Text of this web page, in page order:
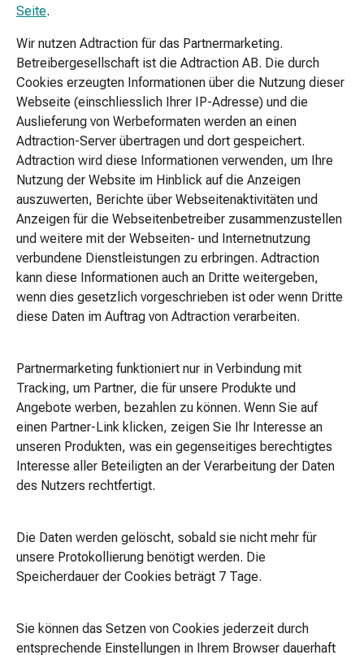
Schwangerschaftstests
Milchpumpen
Schwangerschafts-
und
Still-
BH
Schwangerschaftspflege
Spielzeug
&
Kleider
Baby-
und
Kinderspielzeug
Hygiene
&
&
Erste
Hilfe
Apotheken
Zubehör
Hausapotheken
Reiseapotheken
Desinfektion
Alkoholtupfer
Flächendesinfektion
Handtuchspender
Instrumentendesinfektion
Seite.
Wir nutzen Adtraction für das Partnermarketing.
Betreibergesellschaft ist die Adtraction AB. Die durch
Cookies erzeugten Informationen über die Nutzung dieser
Webseite (einschliesslich Ihrer IP-Adresse) und die
Auslieferung von Werbeformaten werden an einen
Adtraction-Server übertragen und dort gespeichert.
Adtraction wird diese Informationen verwenden, um Ihre
Nutzung der Website im Hinblick auf die Anzeigen
auszuwerten, Berichte über Webseitenaktivitäten und
Anzeigen für die Webseitenbetreiber zusammenzustellen
und weitere mit der Webseiten- und Internetnutzung
verbundene Dienstleistungen zu erbringen. Adtraction
kann diese Informationen auch an Dritte weitergeben,
wenn dies gesetzlich vorgeschrieben ist oder wenn Dritte
diese Daten im Auftrag von Adtraction verarbeiten.
Partnermarketing funktioniert nur in Verbindung mit
Tracking, um Partner, die für unsere Produkte und
Angebote werben, bezahlen zu können. Wenn Sie auf
einen Partner-Link klicken, zeigen Sie Ihr Interesse an
unseren Produkten, was ein gegenseitiges berechtigtes
Interesse aller Beteiligten an der Verarbeitung der Daten
des Nutzers rechtfertigt.
Die Daten werden gelöscht, sobald sie nicht mehr für
unsere Protokollierung benötigt werden. Die
Speicherdauer der Cookies beträgt 7 Tage.
Sie können das Setzen von Cookies jederzeit durch
entsprechende Einstellungen in Ihrem Browser dauerhaft